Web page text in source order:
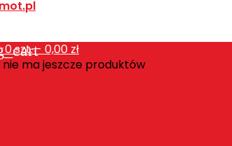
0szt. - 0,00 zł
nie ma jeszcze produktów